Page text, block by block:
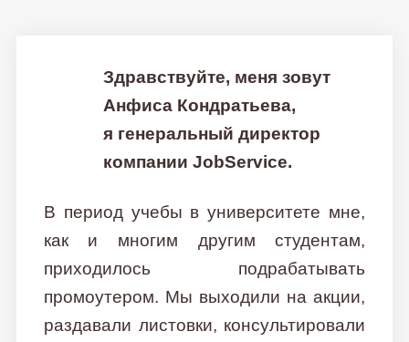
Здравствуйте, меня зовут
Анфиса Кондратьева,
я генеральный директор
компании JobService.
В период учебы в университете мне,
как и многим другим студентам,
приходилось подрабатывать
промоутером. Мы выходили на акции,
раздавали листовки, консультировали